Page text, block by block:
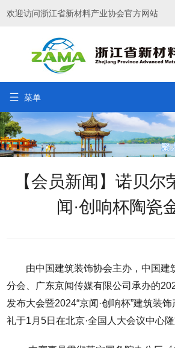
欢迎访问浙江省新材料产业协会官方网站
 菜单
【会员新闻】诺贝尔
闻·创响杯陶瓷
由中国建筑装饰协会主办，中国建
分会、广东京闻传媒有限公司承办的
发布大会暨2024“京闻·创响杯”建筑装
礼于1月5日在北京·全国人大会议中心隆